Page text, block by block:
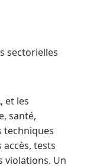
sectorielles
et les
santé,
techniques
tests
violations. Un